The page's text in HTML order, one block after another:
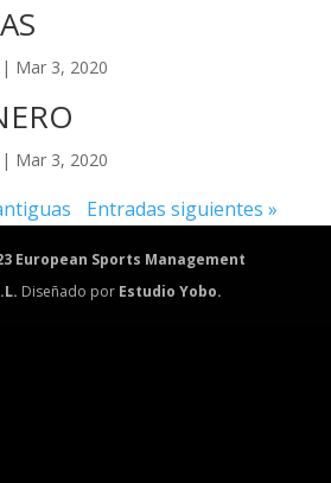
| Mar 3, 2020
| Mar 3, 2020
Entradas siguientes »
European Sports Management
Diseñado por Estudio Yobo.